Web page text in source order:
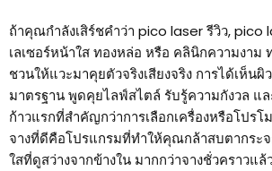
ถ้าคุณกำลังเสิร์ชคำว่า pico laser รีวิว, pico
เลเซอร์หน้าใส ทองหล่อ หรือ คลินิกความงาม
ชวนให้แวะมาคุยตัวจริงเสียงจริง การได้เห็น
มาตรฐาน พูดคุยไลฟ์สไตล์ รับรู้ความกังวล แ
ก้าวแรกที่สำคัญกว่าการเลือกเครื่องหรือโปร
จางที่ดีคือโปรแกรมที่ทำให้คุณกล้าสบตากระ
ใสที่ดูสว่างจากข้างใน มากกว่าจางชั่วคราวแ